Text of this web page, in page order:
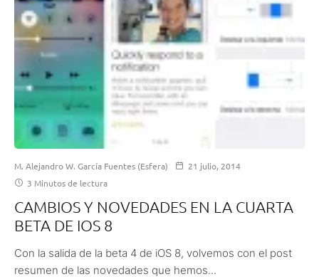
M. Alejandro W. García Fuentes (Esfera)
21 julio, 2014
3 Minutos de lectura
CAMBIOS Y NOVEDADES EN LA CUARTA
BETA DE IOS 8
Con la salida de la beta 4 de iOS 8, volvemos con el post
resumen de las novedades que hemos...